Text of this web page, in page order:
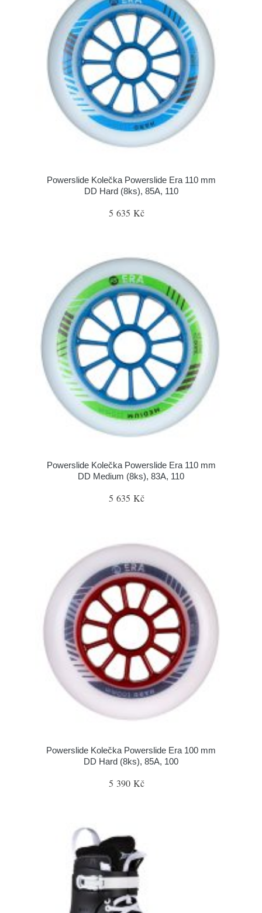
Powerslide Kolečka Powerslide Era 110 mm
DD Hard (8ks), 85A, 110
5 635 Kč
Powerslide Kolečka Powerslide Era 110 mm
DD Medium (8ks), 83A, 110
5 635 Kč
Powerslide Kolečka Powerslide Era 100 mm
DD Hard (8ks), 85A, 100
5 390 Kč